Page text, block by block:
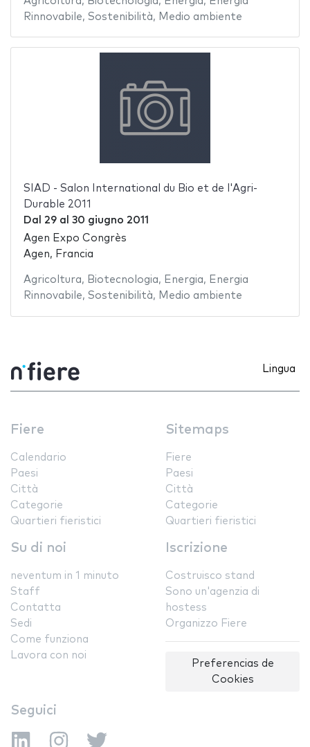
Rinnovabile, Sostenibilità, Medio ambiente
SIAD - Salon International du Bio et de l'Agri-
Durable 2011
Dal 29al 30 giugno 2011
Agen Expo Congrès
Agen, Francia
Agricoltura, Biotecnologia, Energia, Energia
Rinnovabile, Sostenibilità, Medio ambiente
Lingua
Fiere
Calendario
Paesi
Città
Categorie
Quartieri fieristici
Sitemaps
Fiere
Paesi
Città
Categorie
Quartieri fieristici
Su di noi
neventum in 1 minuto
Staff
Contatta
Sedi
Come funziona
Lavora con noi
Iscrizione
Costruisco stand
Sono un'agenzia di
hostess
Organizzo Fiere
Preferencias de
Cookies
Seguici